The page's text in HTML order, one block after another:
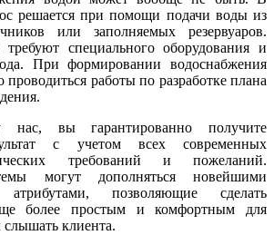
решается при помощи подачи воды из
или заполняемых резервуаров.
специального оборудования и
При формировании водоснабжения
работы по разработке плана
нас, вы гарантированно получите
с учетом всех современных
требований и пожеланий.
могут дополняться новейшими
атрибутами, позволяющие сделать
более простым и комфортным для
клиента.